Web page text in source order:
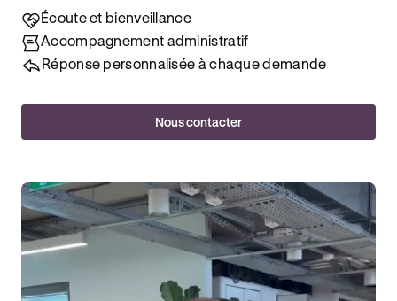
Écoute et bienveillance
Accompagnement administratif
Réponse personnalisée à chaque demande
Nous contacter